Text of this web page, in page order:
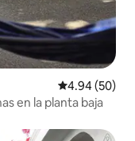
Calificación
4.94 (50)
en la planta baja